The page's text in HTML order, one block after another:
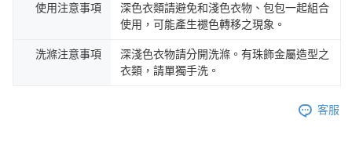
使用注意事項
深色衣類請避免和淺色衣物、包包一起組合
使用，可能產生褪色轉移之現象。
洗滌注意事項
深淺色衣物請分開洗滌。有珠飾金屬造型之
衣類，請單獨手洗。
客服